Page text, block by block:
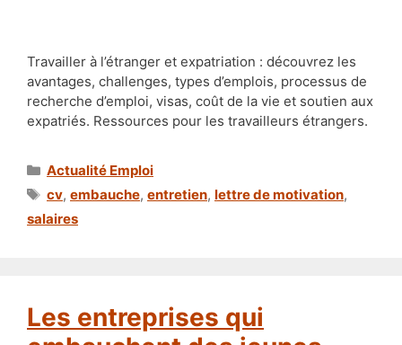
Travailler à l’étranger et expatriation : découvrez les
avantages, challenges, types d’emplois, processus de
recherche d’emploi, visas, coût de la vie et soutien aux
expatriés. Ressources pour les travailleurs étrangers.
Catégories
Actualité Emploi
Étiquettes
cv, embauche, entretien, lettre de motivation,
salaires
Les entreprises qui